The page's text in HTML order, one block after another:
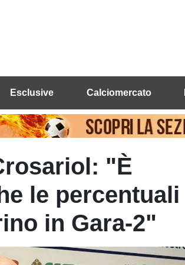
Esclusive Calciomercato
"È
le percentuali
in Gara-2"